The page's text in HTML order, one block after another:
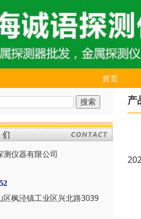
首页
测仪器有限公司
区枫泾镇工业区兴北路3039
产